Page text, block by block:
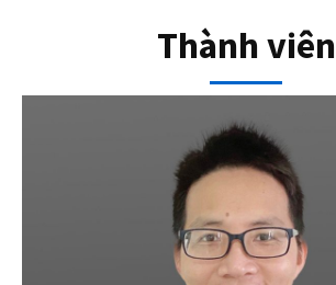
Thành viên